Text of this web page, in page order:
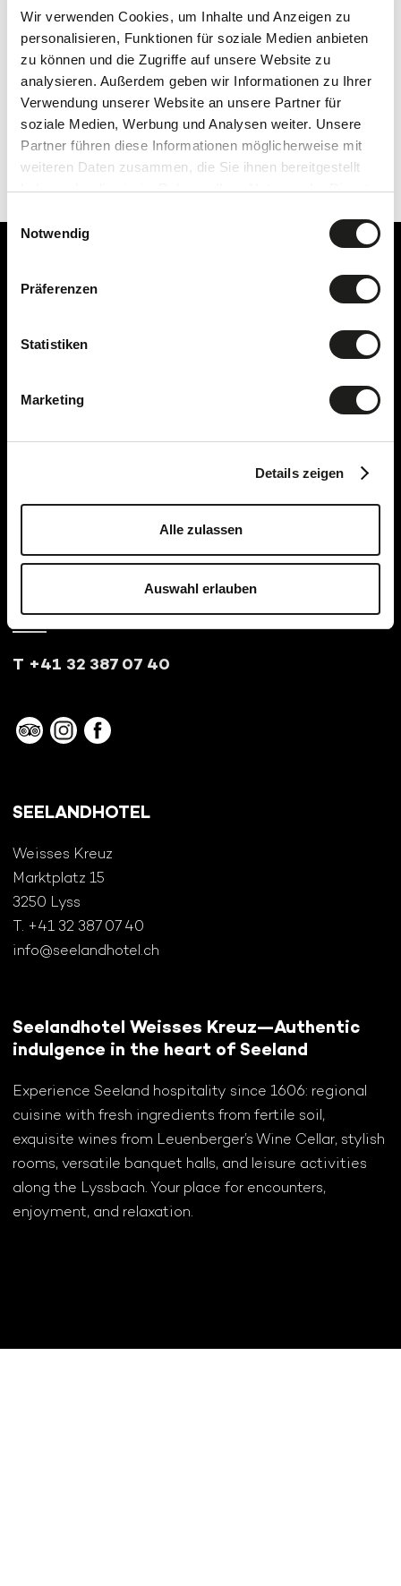
Wir verwenden Cookies, um Inhalte und Anzeigen zu
personalisieren, Funktionen für soziale Medien anbieten
zu können und die Zugriffe auf unsere Website zu
analysieren. Außerdem geben wir Informationen zu Ihrer
Verwendung unserer Website an unsere Partner für
soziale Medien, Werbung und Analysen weiter. Unsere
Partner führen diese Informationen möglicherweise mit
weiteren Daten zusammen, die Sie ihnen bereitgestellt
haben oder die sie im Rahmen Ihrer Nutzung der Dienste
Notwendig
Präferenzen
Statistiken
Marketing
Details zeigen
Alle zulassen
Auswahl erlauben
vineyards across 14 Swiss cantons and 14
international wine regions. Here you’ll discover
renowned classics, character-filled hidden gems, and
impressive large-format bottles, including exquisite
Magnums. Whether French icons, celebrated
Supertuscans, or outstanding Seeland terroir wines—
your journey into elite wine enjoyment begins here.
SEELANDHOTEL
Weisses Kreuz
Marktplatz 15
3250 Lyss
T. +41 32 387 07 40
info@seelandhotel.ch
Seelandhotel Weisses Kreuz—Authentic
indulgence in the heart of Seeland
Experience Seeland hospitality since 1606: regional
cuisine with fresh ingredients from fertile soil,
exquisite wines from Leuenberger’s Wine Cellar, stylish
rooms, versatile banquet halls, and leisure activities
along the Lyssbach. Your place for encounters,
enjoyment, and relaxation.
SEELANDKITCHEN
SEELANDWINE
SEELANDTIMEOUT
About us
Events / Specials
Vouchers
T +41 32 387 07 40